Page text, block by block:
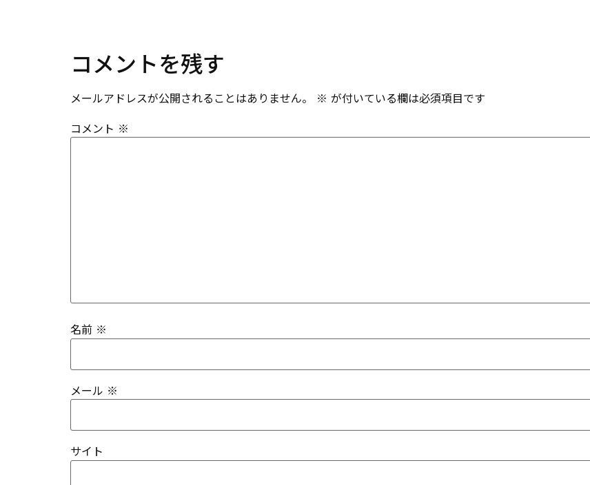
コメントを残す
メールアドレスが公開されることはありません。 ※ が付いている欄は必須項目です
コメント ※
名前 ※
メール ※
サイト